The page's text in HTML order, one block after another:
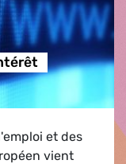
et des
vient